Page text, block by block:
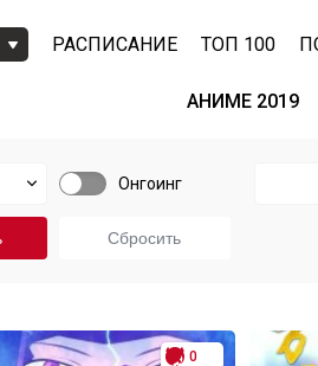
РАСПИСАНИЕ ТОП 100
АНИМЕ 2019
Онгоинг
0